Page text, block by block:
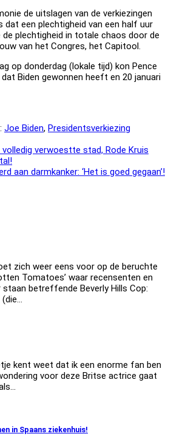
de uitslagen van de verkiezingen
dat een plechtigheid van een half uur
plechtigheid in totale chaos door de
van het Congres, het Capitool.
op donderdag (lokale tijd) kon Pence
Biden gewonnen heeft en 20 januari
Joe Biden, Presidentsverkiezing
verwoestte stad, Rode Kruis
aan darmkanker: ‘Het is goed gegaan’!
zich weer eens voor op de beruchte
Tomatoes’ waar recensenten en
staan betreffende Beverly Hills Cop:
(die…
kent weet dat ik een enorme fan ben
voor deze Britse actrice gaat
in Spaans ziekenhuis!